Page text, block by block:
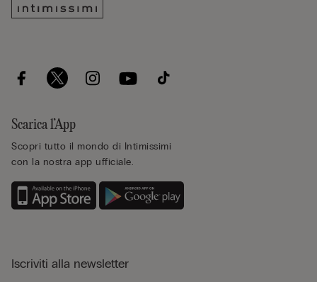
Scarica l’App
Scopri tutto il mondo di Intimissimi
con la nostra app ufficiale.
Iscriviti alla newsletter